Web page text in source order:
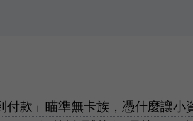
款」瞄準無卡族，憑什麼讓小